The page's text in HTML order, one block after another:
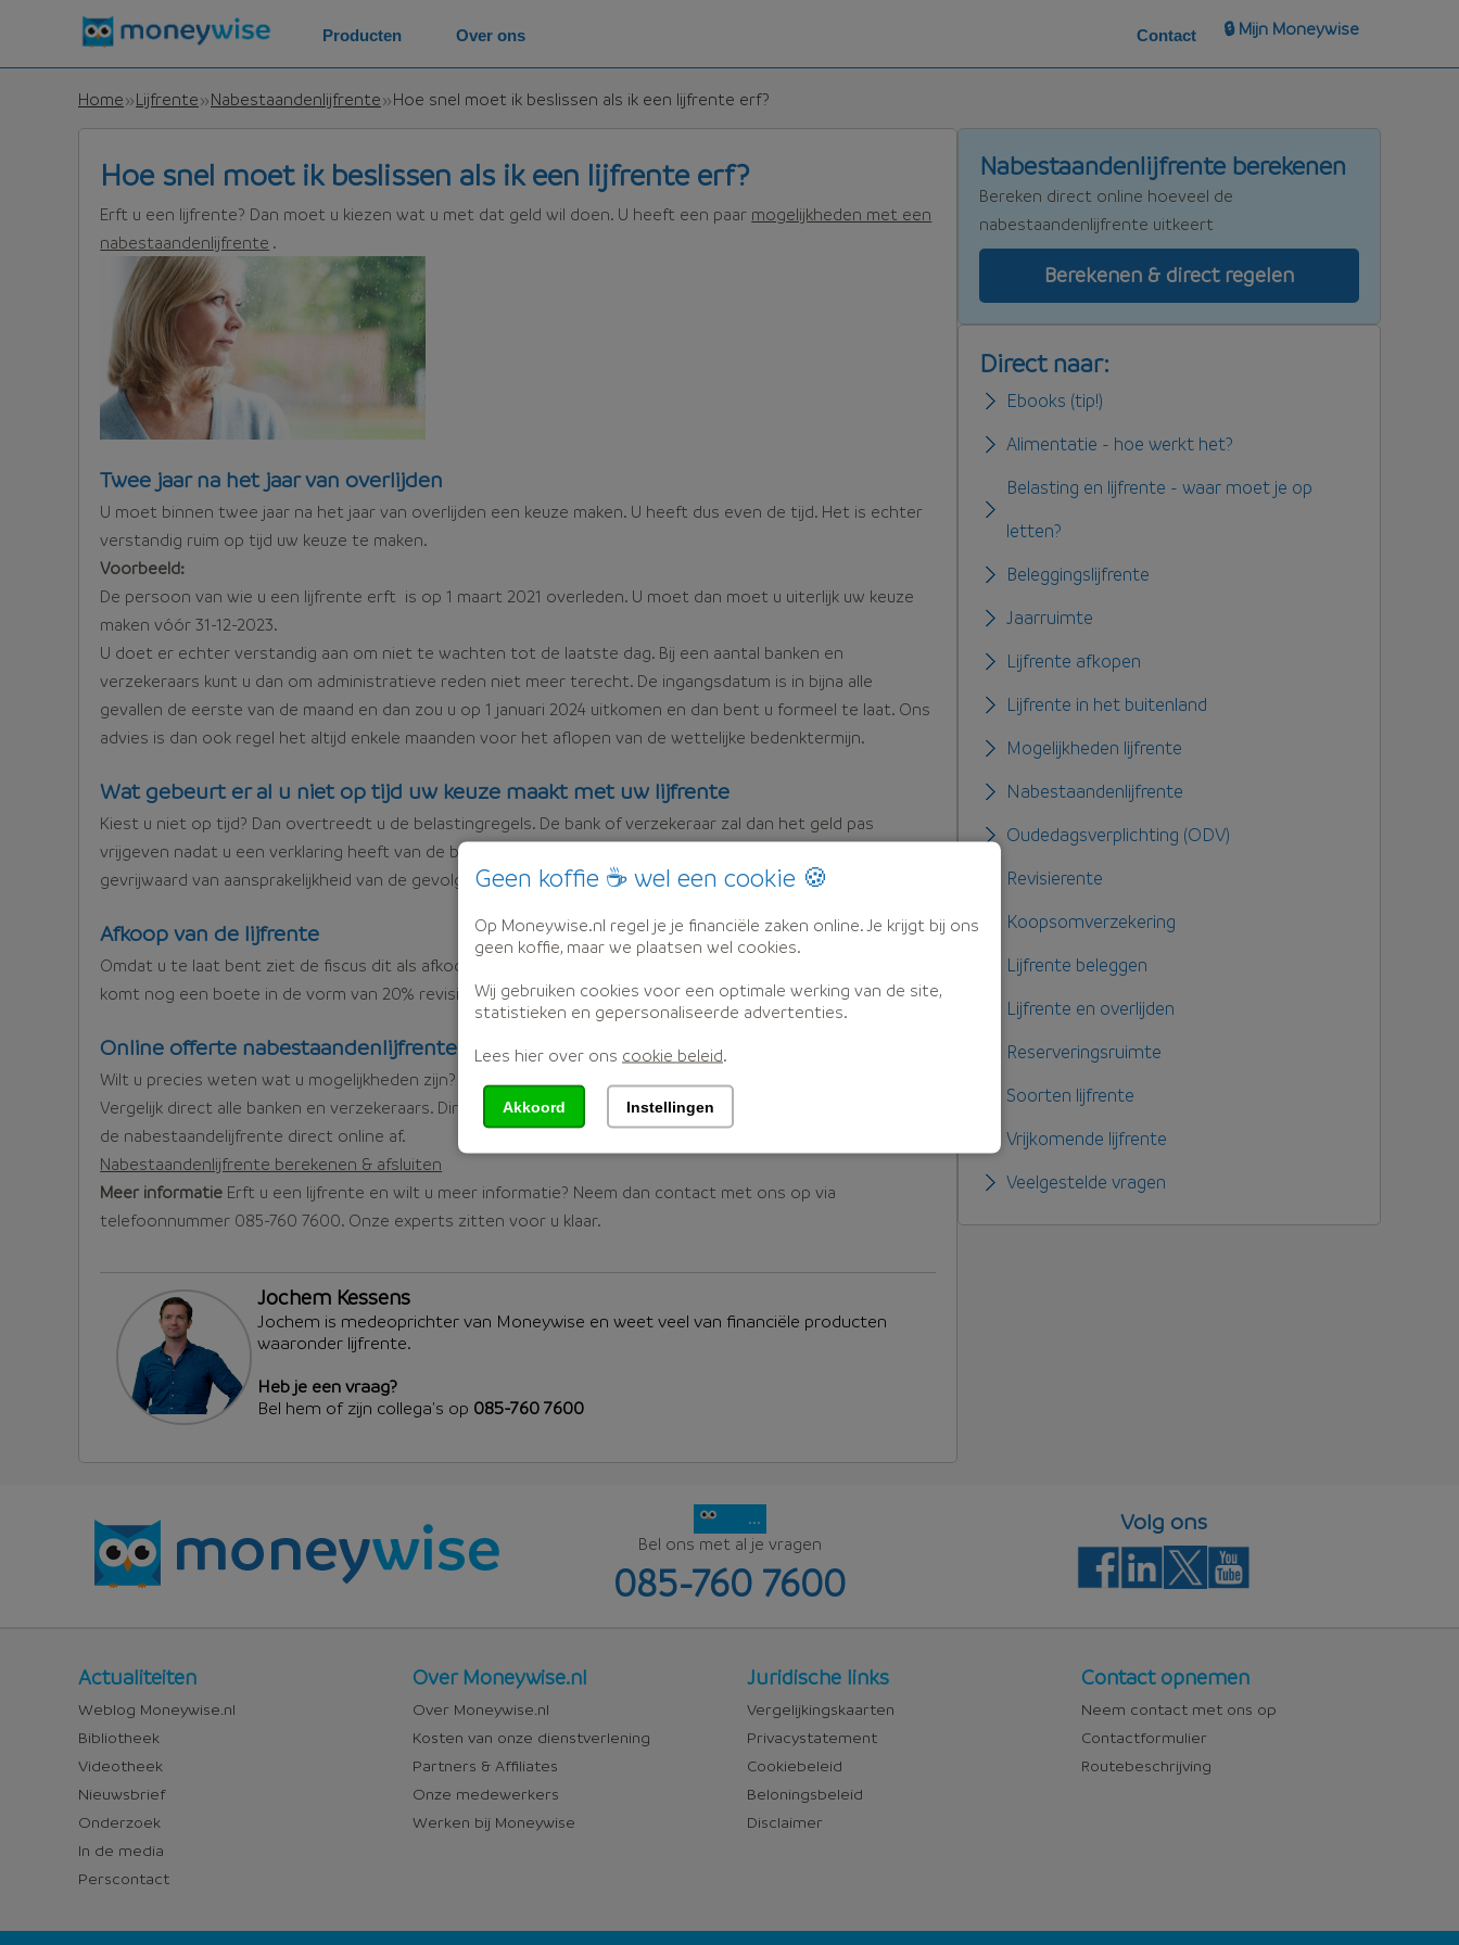
Home Lijfrente Nabestaandenlijfrente Hoe snel moet ik beslissen als ik een lijfrente erf?
Hoe snel moet ik beslissen als ik een lijfrente erf?
Erft u een lijfrente? Dan moet u kiezen wat u met dat geld wil doen. U heeft een paar mogelijkheden met een
nabestaandenlijfrente .
Twee jaar na het jaar van overlijden
U moet binnen twee jaar na het jaar van overlijden een keuze maken. U heeft dus even de tijd. Het is echter
verstandig ruim op tijd uw keuze te maken.
Voorbeeld:
De persoon van wie u een lijfrente erft is op 1 maart 2021 overleden. U moet dan moet u uiterlijk uw keuze
maken vóór 31-12-2023.
U doet er echter verstandig aan om niet te wachten tot de laatste dag. Bij een aantal banken en
verzekeraars kunt u dan om administratieve reden niet meer terecht. De ingangsdatum is in bijna alle
gevallen de eerste van de maand en dan zou u op 1 januari 2024 uitkomen en dan bent u formeel te laat. Ons
advies is dan ook regel het altijd enkele maanden voor het aflopen van de wettelijke bedenktermijn.
Wat gebeurt er al u niet op tijd uw keuze maakt met uw lijfrente
Kiest u niet op tijd? Dan overtreedt u de belastingregels. De bank of verzekeraar zal dan het geld pas
vrijgeven nadat u een verklaring heeft van de belastingdienst waarin de bank of verzekeraar wordt
gevrijwaard van aansprakelijkheid van de gevolgen van uw overtreding.
Afkoop van de lijfrente
Omdat u te laat bent ziet de fiscus dit als afkoop en moet u in een keer alle belasting betalen. Daarboven op
komt nog een boete in de vorm van 20% revisierente.
Online offerte nabestaandenlijfrente
Wilt u precies weten wat u mogelijkheden zijn?
Vergelijk direct alle banken en verzekeraars. Direct de offerte op uw beeldscherm en indien gewenst sluit u
de nabestaandelijfrente direct online af.
Nabestaandenlijfrente berekenen & afsluiten
Meer informatie Erft u een lijfrente en wilt u meer informatie? Neem dan contact met ons op via
telefoonnummer 085-760 7600. Onze experts zitten voor u klaar.
Jochem Kessens
Jochem is medeoprichter van Moneywise en weet veel van financiële producten
waaronder lijfrente.
Heb je een vraag?
Bel hem of zijn collega's op 085-760 7600
Nabestaandenlijfrente berekenen
Bereken direct online hoeveel de
nabestaandenlijfrente uitkeert
Berekenen & direct regelen
Direct naar:
Ebooks (tip!)
Alimentatie - hoe werkt het?
Belasting en lijfrente - waar moet je op
letten?
Beleggingslijfrente
Jaarruimte
Lijfrente afkopen
Lijfrente in het buitenland
Mogelijkheden lijfrente
Nabestaandenlijfrente
Oudedagsverplichting (ODV)
Revisierente
Koopsomverzekering
Lijfrente beleggen
Lijfrente en overlijden
Reserveringsruimte
Soorten lijfrente
Vrijkomende lijfrente
Veelgestelde vragen
...
Bel ons met al je vragen
085-760 7600
Volg ons
Producten Over ons Contact 🔒 Mijn Moneywise
Nieuws
en
media
Actualiteiten
Weblog Moneywise.nl
Bibliotheek
Videotheek
Nieuwsbrief
Onderzoek
In de media
Perscontact
Over
Moneywise
Over Moneywise.nl
Over Moneywise.nl
Kosten van onze dienstverlening
Partners & Affiliates
Onze medewerkers
Werken bij Moneywise
Juridisch
Juridische links
Vergelijkingskaarten
Privacystatement
Cookiebeleid
Beloningsbeleid
Disclaimer
Contact
Contact opnemen
Neem contact met ons op
Contactformulier
Routebeschrijving
Geen koffie ☕ wel een cookie 🍪
Op Moneywise.nl regel je je financiële zaken online. Je krijgt bij ons
geen koffie, maar we plaatsen wel cookies.
Wij gebruiken cookies voor een optimale werking van de site,
statistieken en gepersonaliseerde advertenties.
Lees hier over ons cookie beleid.
Akkoord Instellingen